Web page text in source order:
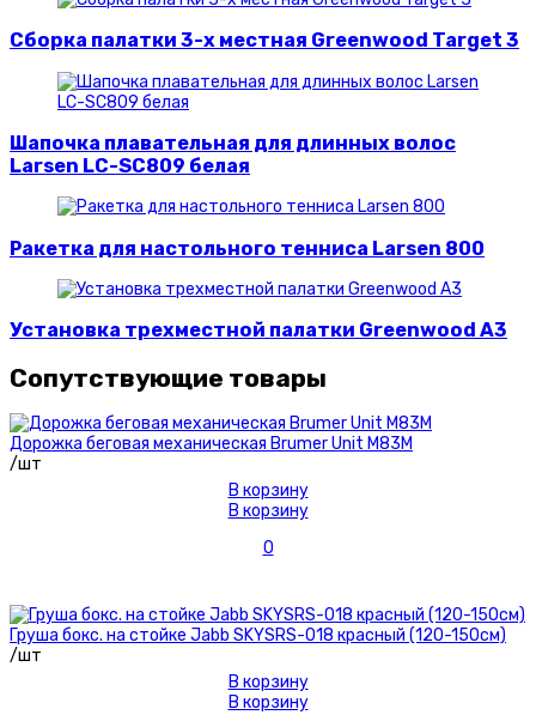
Сборка палатки 3-х местная Greenwood Target 3
Шапочка плавательная для длинных волос
Larsen LC-SC809 белая
Ракетка для настольного тенниса Larsen 800
Установка трехместной палатки Greenwood A3
Сопутствующие товары
Дорожка беговая механическая Brumer Unit M83M
/шт
В корзину
В корзину
0
Груша бокс. на стойке Jabb SKYSRS-018 красный (120-150см)
/шт
В корзину
В корзину